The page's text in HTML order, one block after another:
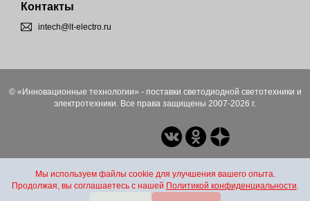
Контакты
intech@lt-electro.ru
© «Инновационные технологии» - поставки светодиодной светотехники и
электротехники. Все права защищены 2007-2026 г.
Мы используем файлы cookie для улучшения вашего опыта.
Продолжая, вы соглашаетесь с нашей Политикой конфиденциальности.